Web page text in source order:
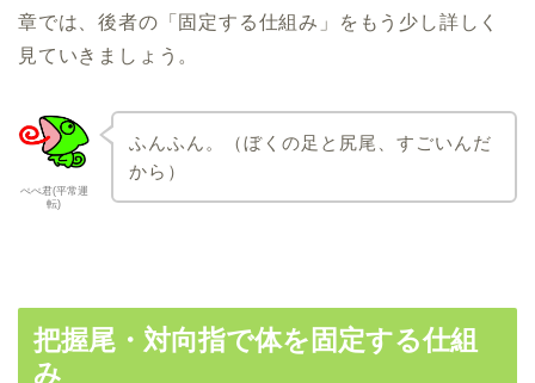
章では、後者の「固定する仕組み」をもう少し詳しく
見ていきましょう。
ぺぺ君(平常運
転)
ふんふん。（ぼくの足と尻尾、すごいんだ
から）
把握尾・対向指で体を固定する仕組
み